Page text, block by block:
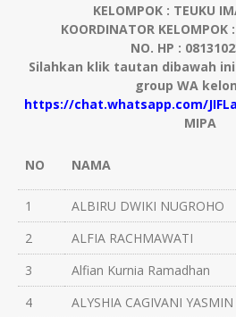
KELOMPOK : TEUKU
KOORDINATOR
NO. HP :
Silahkan klik tautan dibawah
group WA
https://chat.whatsapp.com/
MIPA
NO NAMA
1 ALBIRU DWIKI NUGROHO
2
ALFIA RACHMAWATI
3
Alfian Kurnia Ramadhan
4
ALYSHIA CAGIVANI YASMIN